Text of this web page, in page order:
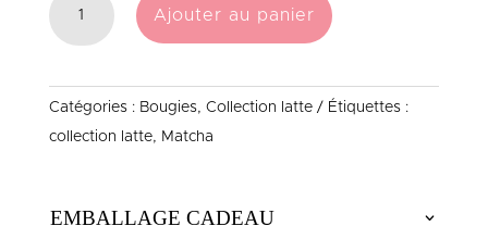
DE
MATCHA
-
COLLECTION
Ajouter au panier
Catégories : Bougies, Collection latte
Étiquettes :
collection latte, Matcha
EMBALLAGE CADEAU